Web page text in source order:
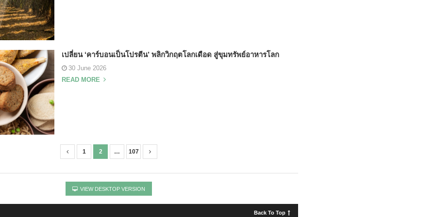
เปลี่ยน ‘คาร์บอนเป็นโปรตีน’ พลิกวิกฤตโลกเดือด สู่ขุมทรัพย์อาหารโลก
30 June 2026
READ MORE
1 2 … 107
VIEW DESKTOP VERSION
Back To Top